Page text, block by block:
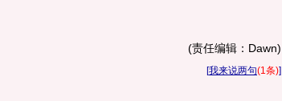
(责任编辑：Dawn)
[我来说两句(1条)]